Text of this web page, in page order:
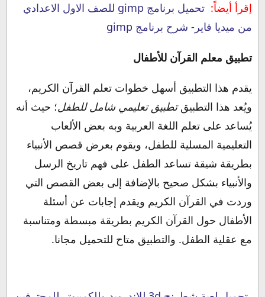
إقرأ أيضاً:
تحميل برنامج gimp للصف الاول الاعدادي
من ميديا فاير- شرح برنامج gimp
تطبيق معلم القرآن للأطفال
يقدم هذا التطبيق أسهل خطوات تعلم القرآن الكريم،
ويُعد هذا التطبيقتطبيق تعليمي شامل للطفل؛ حيث أنه
يُساعد على تعلم اللغة العربية وبه بعض الألعاب
التعليمية المسلية للطفل، ويقوم بعرض قصص الأنبياء
بطريقة شيقة تساعد الطفل على فهم تاريخ الرسل
والأنبياء بشكل صحيح بالإضافة إلى بعض القصص التي
وردت في القرآن الكريم ويقدم إجابات عن أسئلة
الأطفال حول القرآن الكريم بطريقة مبسطة ومتناسبة
مع عقلية الطفل. والتطبيق متاح للتحميل مجانا.